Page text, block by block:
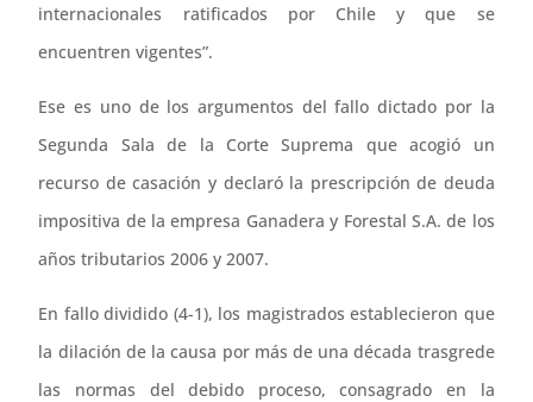
internacionales ratificados por Chile y que se
encuentren vigentes”.
Ese es uno de los argumentos del fallo dictado por la
Segunda Sala de la Corte Suprema que acogió un
recurso de casación y declaró la prescripción de deuda
impositiva de la empresa Ganadera y Forestal S.A. de los
años tributarios 2006 y 2007.
En fallo dividido (4-1), los magistrados establecieron que
la dilación de la causa por más de una década trasgrede
las normas del debido proceso, consagrado en la